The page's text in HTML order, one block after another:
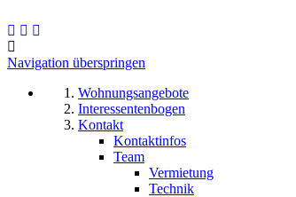
Navigation überspringen
Wohnungsangebote
Interessentenbogen
Kontakt
Kontaktinfos
Team
Vermietung
Technik